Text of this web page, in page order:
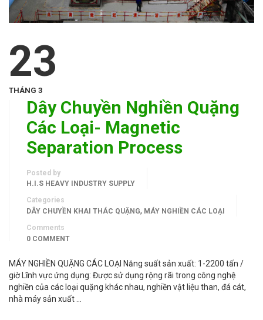
23
THÁNG 3
Dây Chuyền Nghiền Quặng
Các Loại- Magnetic
Separation Process
Posted by
H.I.S HEAVY INDUSTRY SUPPLY
Categories
DÂY CHUYỀN KHAI THÁC QUẶNG, MÁY NGHIỀN CÁC LOẠI
Comments
0 COMMENT
MÁY NGHIỀN QUẶNG CÁC LOẠI Năng suất sản xuất: 1-2200 tấn /
giờ Lĩnh vực ứng dụng: Được sử dụng rộng rãi trong công nghệ
nghiền của các loại quặng khác nhau, nghiền vật liệu than, đá cát,
nhà máy sản xuất …